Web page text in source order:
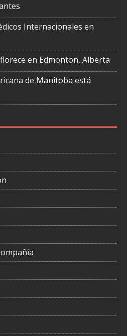
Internacionales en
en Edmonton, Alberta
de Manitoba está